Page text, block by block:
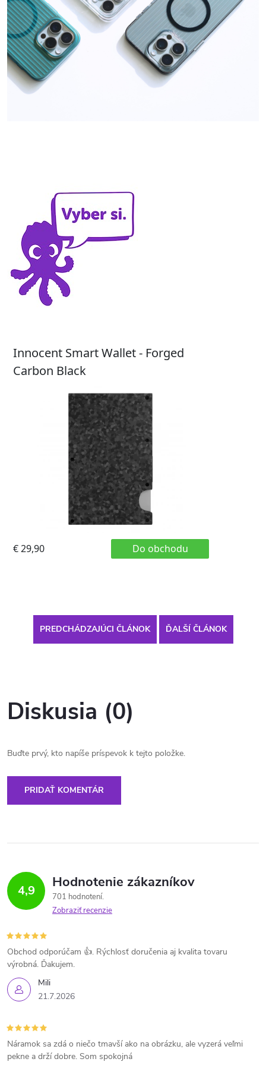
PREDCHÁDZAJÚCI ČLÁNOK ĎALŠÍ ČLÁNOK
Diskusia (0)
Buďte prvý, kto napíše príspevok k tejto položke.
PRIDAŤ KOMENTÁR
4,9 Hodnotenie zákazníkov
701 hodnotení
Zobraziť recenzie
Mili
21.7.2026
Obchod odporúčam 👍. Rýchlosť doručenia aj kvalita tovaru
výrobná. Ďakujem.
Náramok sa zdá o niečo tmavší ako na obrázku, ale vyzerá veľmi
pekne a drží dobre. Som spokojná